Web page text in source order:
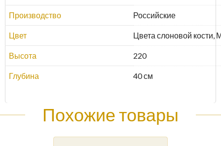
Производство Российские
Цвет Цвета слоновой кости,
Высота 220
Глубина 40 см
Похожие товары